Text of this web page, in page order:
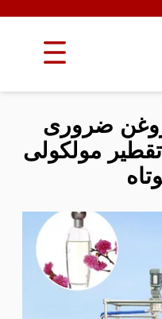
ضروری
مولکولی